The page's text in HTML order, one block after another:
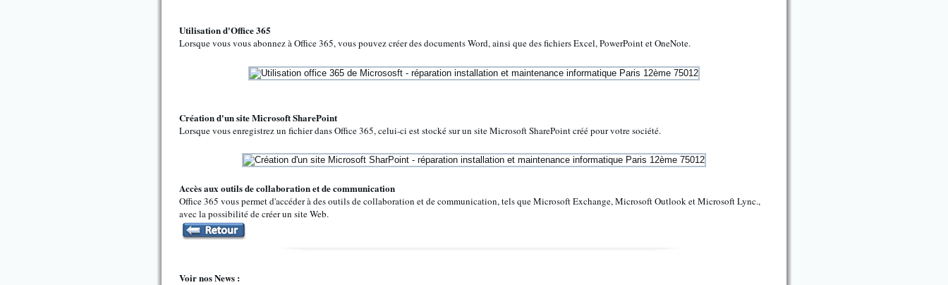
Utilisation d'Office 365
Lorsque vous vous abonnez à Office 365, vous pouvez créer des documents Word, ainsi que des fichiers Excel, PowerPoint et OneNote.
Création d'un site Microsoft SharePoint
Lorsque vous enregistrez un fichier dans Office 365, celui-ci est stocké sur un site Microsoft SharePoint créé pour votre société.
Accès aux outils de collaboration et de communication
Office 365 vous permet d'accéder à des outils de collaboration et de communication, tels que Microsoft Exchange, Microsoft Outlook et Microsoft Lync.,
avec la possibilité de créer un site Web.
Voir nos News :